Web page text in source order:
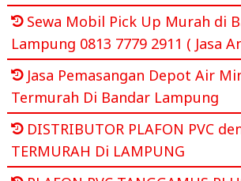
Sewa Mobil Pick Up Murah di
Lampung 0813 7779 2911 ( Jasa
Jasa Pemasangan Depot Air
Termurah Di Bandar Lampung
DISTRIBUTOR PLAFON PVC
TERMURAH Di LAMPUNG